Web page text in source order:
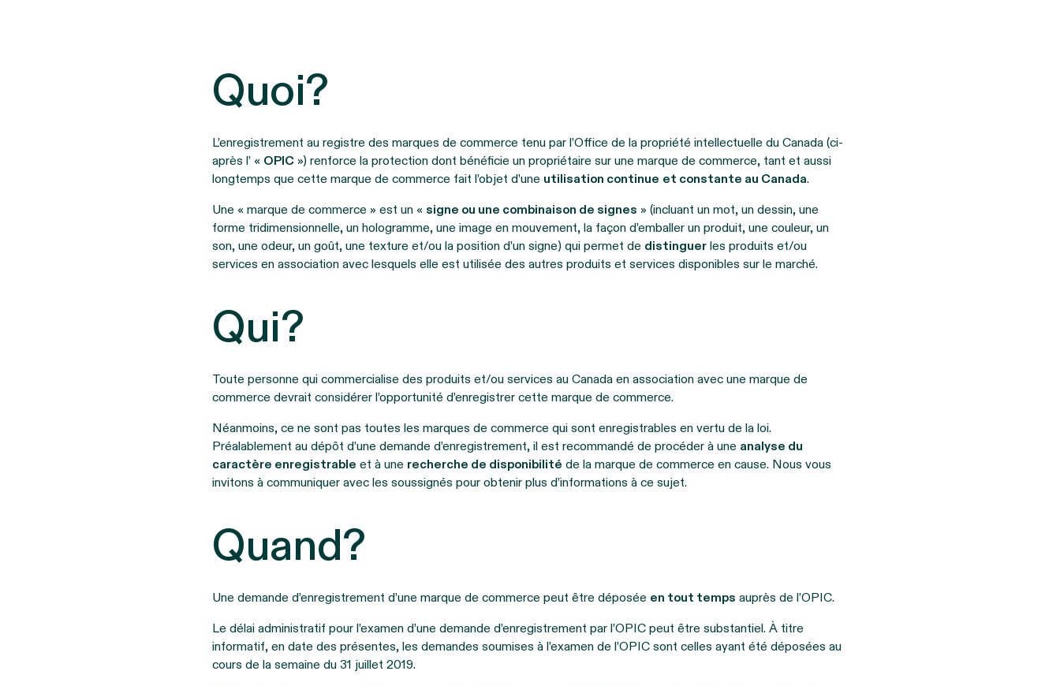
Quoi?
L’enregistrement au registre des marques de commerce tenu par l’Office de la propriété intellectuelle du Canada (ci-
après l’ « OPIC ») renforce la protection dont bénéficie un propriétaire sur une marque de commerce, tant et aussi
longtemps que cette marque de commerce fait l’objet d’une utilisation continue et constante au Canada.
Une « marque de commerce » est un « signe ou une combinaison de signes » (incluant un mot, un dessin, une
forme tridimensionnelle, un hologramme, une image en mouvement, la façon d’emballer un produit, une couleur, un
son, une odeur, un goût, une texture et/ou la position d’un signe) qui permet de distinguerles produits et/ou
services en association avec lesquels elle est utilisée des autres produits et services disponibles sur le marché.
Qui?
Toute personne qui commercialise des produits et/ou services au Canada en association avec une marque de
commerce devrait considérer l’opportunité d’enregistrer cette marque de commerce.
Néanmoins, ce ne sont pas toutes les marques de commerce qui sont enregistrables en vertu de la loi.
Préalablement au dépôt d’une demande d’enregistrement, il est recommandé de procéder à une analyse du
caractère enregistrable et à une recherche de disponibilité de la marque de commerce en cause. Nous vous
invitons à communiquer avec les soussignés pour obtenir plus d’informations à ce sujet.
Quand?
Une demande d’enregistrement d’une marque de commerce peut être déposée en tout temps auprès de l’OPIC.
Le délai administratif pour l’examen d’une demande d’enregistrement par l’OPIC peut être substantiel. À titre
informatif, en date des présentes, les demandes soumises à l’examen de l’OPIC sont celles ayant été déposées au
cours de la semaine du 31 juillet 2019.